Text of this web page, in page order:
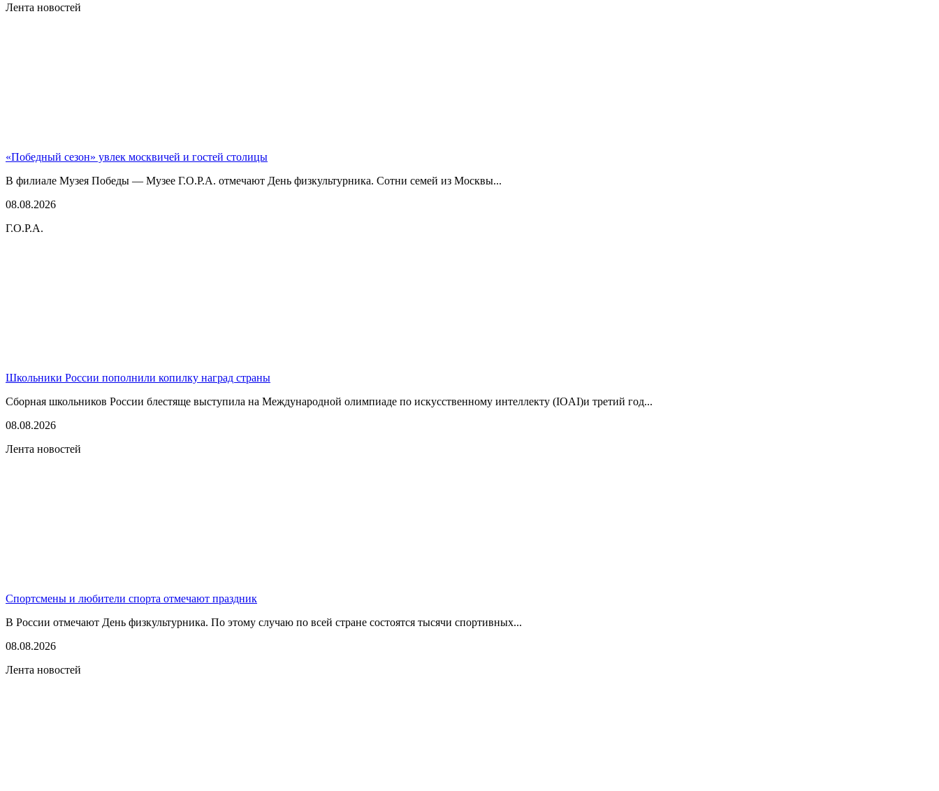
Лента новостей
«Победный сезон» увлек москвичей и гостей столицы
В филиале Музея Победы — Музее Г.О.Р.А. отмечают День физкультурника. Сотни семей из Москвы...
08.08.2026
Г.О.Р.А.
Школьники России пополнили копилку наград страны
Сборная школьников России блестяще выступила на Международной олимпиаде по искусственному интеллекту (IOAI)и третий год...
08.08.2026
Лента новостей
Спортсмены и любители спорта отмечают праздник
В России отмечают День физкультурника. По этому случаю по всей стране состоятся тысячи спортивных...
08.08.2026
Лента новостей